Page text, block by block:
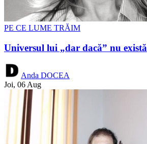
PE CE LUME TRĂIM
Universul lui „dar dacă” nu există
Anda DOCEA
Joi, 06 Aug